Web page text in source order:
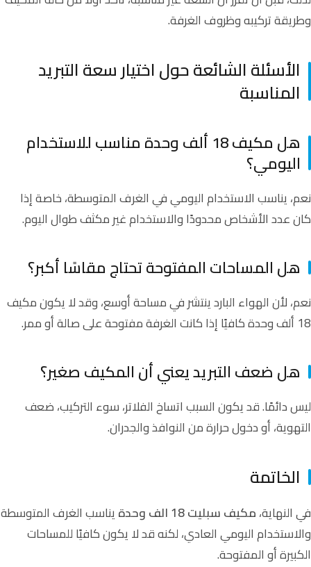
وطريقة تركيبه وظروف الغرفة.
الأسئلة الشائعة حول اختيار سعة التبريد
المناسبة
هل مكيف 18 ألف وحدة مناسب للاستخدام
اليومي؟
نعم، يناسب الاستخدام اليومي في الغرف المتوسطة، خاصة إذا
كان عدد الأشخاص محدودًا والاستخدام غير مكثف طوال اليوم.
هل المساحات المفتوحة تحتاج مقاسًا أكبر؟
نعم، لأن الهواء البارد ينتشر في مساحة أوسع، وقد لا يكون مكيف
18 ألف وحدة كافيًا إذا كانت الغرفة مفتوحة على صالة أو ممر.
هل ضعف التبريد يعني أن المكيف صغير؟
ليس دائمًا. قد يكون السبب اتساخ الفلاتر، سوء التركيب، ضعف
التهوية، أو دخول حرارة من النوافذ والجدران.
الخاتمة
في النهاية،مكيف سبليت 18 الف وحدة
يناسب الغرف المتوسطة
والاستخدام اليومي العادي، لكنه قد لا يكون كافيًا للمساحات
الكبيرة أو المفتوحة.